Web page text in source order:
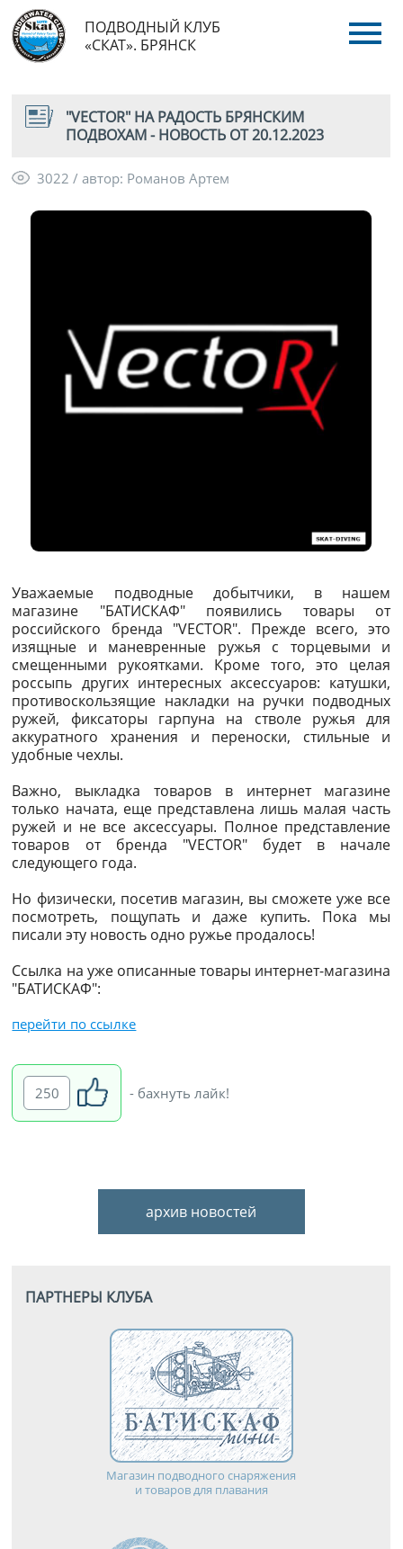
ПОДВОДНЫЙ КЛУБ
«СКАТ». БРЯНСК
"VECTOR" НА РАДОСТЬ БРЯНСКИМ
ПОДВОХАМ - НОВОСТЬ ОТ 20.12.2023
3022 / автор: Романов Артем
Уважаемые подводные добытчики, в нашем
магазине "БАТИСКАФ" появились товары от
российского бренда "VECTOR". Прежде всего, это
изящные и маневренные ружья с торцевыми и
смещенными рукоятками. Кроме того, это целая
россыпь других интересных аксессуаров: катушки,
противоскользящие накладки на ручки подводных
ружей, фиксаторы гарпуна на стволе ружья для
аккуратного хранения и переноски, стильные и
удобные чехлы.
Важно, выкладка товаров в интернет магазине
только начата, еще представлена лишь малая часть
ружей и не все аксессуары. Полное представление
товаров от бренда "VECTOR" будет в начале
следующего года.
Но физически, посетив магазин, вы сможете уже все
посмотреть, пощупать и даже купить. Пока мы
писали эту новость одно ружье продалось!
Ссылка на уже описанные товары интернет-магазина
"БАТИСКАФ":
перейти по ссылке
250 - бахнуть лайк!
архив новостей
ПАРТНЕРЫ КЛУБА
Магазин подводного снаряжения
и товаров для плавания